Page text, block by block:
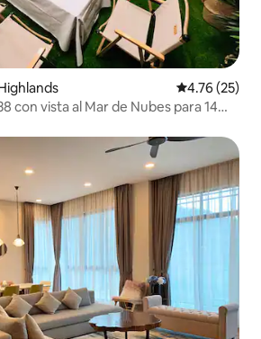
Calificación
4.76 (25)
con vista al Mar de Nubes para 14